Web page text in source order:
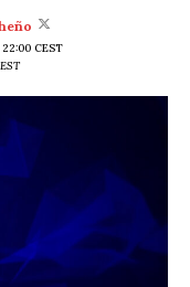
CEST